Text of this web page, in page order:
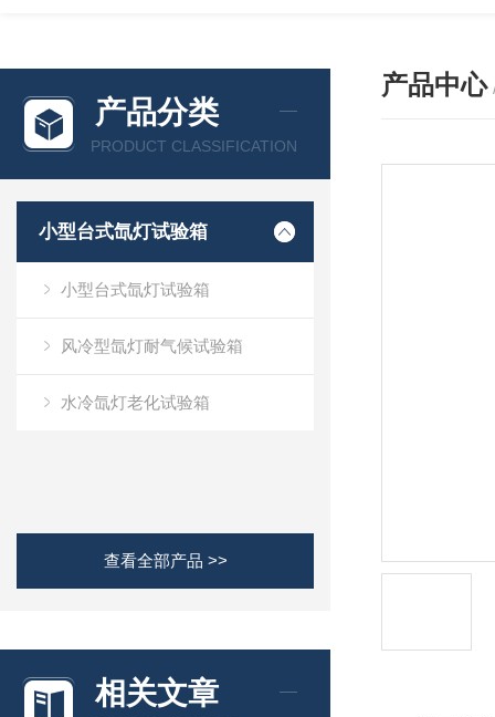
产品分类
PRODUCT CLASSIFICATION
小型台式氙灯试验箱
小型台式氙灯试验箱
风冷型氙灯耐气候试验箱
水冷氙灯老化试验箱
查看全部产品 >>
相关文章
产品中心